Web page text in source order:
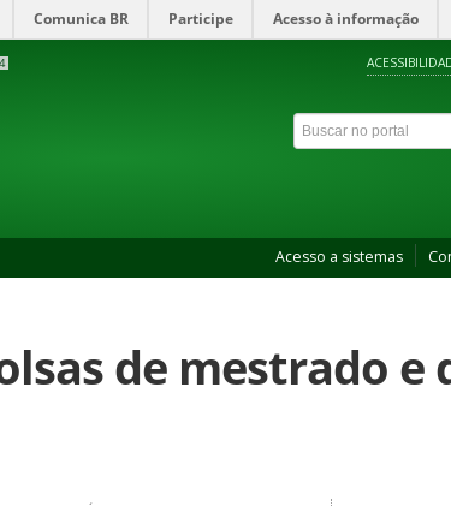
Comunica BR Participe Acesso à informação
4
Acesso a sistemas
de mestrado